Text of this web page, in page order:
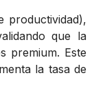
productividad),
que la
premium. Este
la tasa de